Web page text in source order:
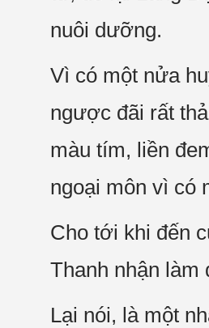
nuôi dưỡng.
Vì có một nửa
ngược đãi rất
màu tím, liền
ngoại môn vì có
Cho tới khi đến
Thanh nhận làm
Lại nói, là một